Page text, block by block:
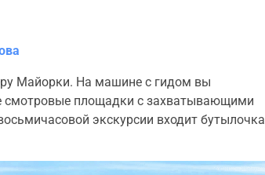
Майорки. На машине с гидом вы
смотровые площадки с захватывающими
экскурсии входит бутылочка